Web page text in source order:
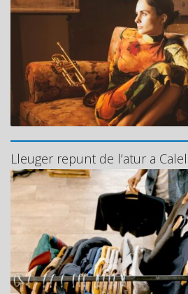
Lleuger repunt de l’atur a